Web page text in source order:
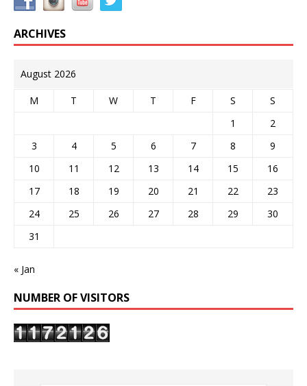
ARCHIVES
August 2026
M T W T F S
S
1
2
3
4 5 6 7 8
9
10
11 12 13 14 15
16
17
18 19 20 21 22
23
24
25 26 27 28 29
30
31
« Jan
NUMBER OF VISITORS